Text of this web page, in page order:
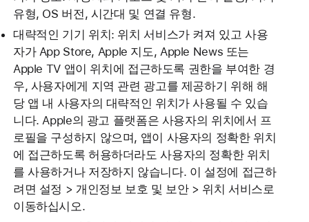
유형, OS 버전, 시간대 및 연결 유형.
대략적인 기기 위치: 위치 서비스가 켜져 있고 사용
자가 App Store, Apple 지도, Apple News 또는
Apple TV 앱이 위치에 접근하도록 권한을 부여한 경
우, 사용자에게 지역 관련 광고를 제공하기 위해 해
당 앱 내 사용자의 대략적인 위치가 사용될 수 있습
니다. Apple의 광고 플랫폼은 사용자의 위치에서 프
로필을 구성하지 않으며, 앱이 사용자의 정확한 위치
에 접근하도록 허용하더라도 사용자의 정확한 위치
를 사용하거나 저장하지 않습니다. 이 설정에 접근하
려면 설정 > 개인정보 보호 및 보안 > 위치 서비스로
이동하십시오.